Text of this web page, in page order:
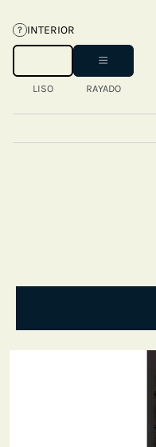
? INTERIOR
LISO RAYADO